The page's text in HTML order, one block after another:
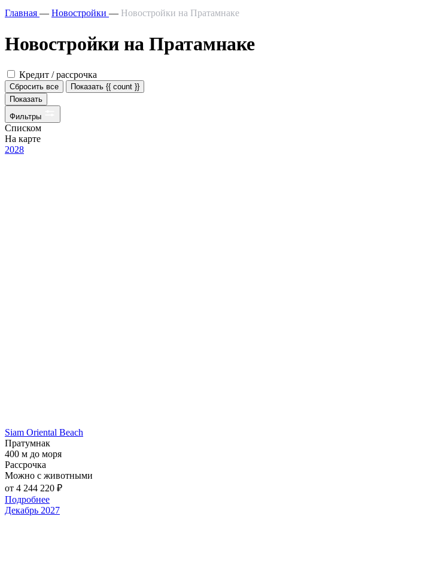
Главная — Новостройки — Новостройки на Пратамнаке
Новостройки на Пратамнаке
Кредит / рассрочка
Сбросить все
Показать {{ count }}
Показать
Фильтры
Списком
На карте
2028
Siam Oriental Beach
Пратумнак
400 м до моря
Рассрочка
Можно с животными
от 4 244 220 ₽
Подробнее
Декабрь 2027